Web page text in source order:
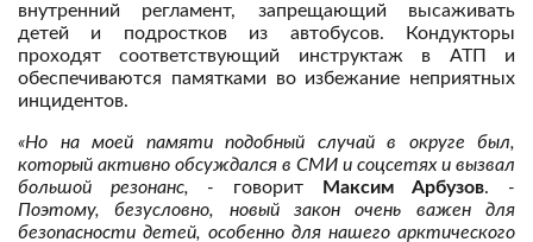
внутренний регламент, запрещающий высаживать
детей и подростков из автобусов. Кондукторы
проходят соответствующий инструктаж в АТП и
обеспечиваются памятками во избежание неприятных
инцидентов.
«Но на моей памяти подобный случай в округе был,
который активно обсуждался в СМИ и соцсетях и вызвал
большой резонанс, - говорит Максим Арбузов. -
Поэтому, безусловно, новый закон очень важен для
безопасности детей, особенно для нашего арктического